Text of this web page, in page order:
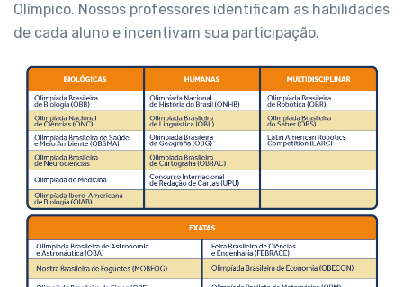
Olímpico. Nossos professores identificam as habilidades
de cada aluno e incentivam sua participação.